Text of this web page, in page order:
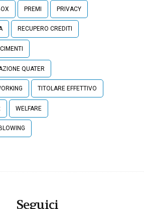
PREMI PRIVACY
RECUPERO CREDITI
QUATER
TITOLARE EFFETTIVO
WELFARE
Seguici